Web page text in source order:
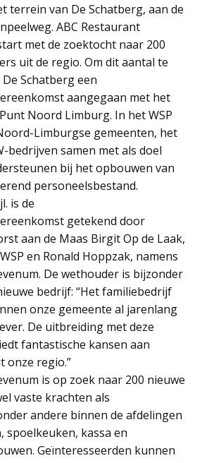
terrein van De Schatberg, aan de
ABC Restaurant
met de zoektocht naar 200
uit de regio. Om dit aantal te
Schatberg een
aangegaan met het
Noord Limburg. In het WSP
Limburgse gemeenten, het
bedrijven samen met als doel
bij het opbouwen van
personeelsbestand.
is de
getekend door
aan de Maas Birgit Op de Laak,
en Ronald Hoppzak, namens
De wethouder is bijzonder
bedrijf: “Het familiebedrijf
onze gemeente al jarenlang
De uitbreiding met deze
fantastische kansen aan
onze regio.”
is op zoek naar 200 nieuwe
vaste krachten als
andere binnen de afdelingen
spoelkeuken, kassa en
Geïnteresseerden kunnen